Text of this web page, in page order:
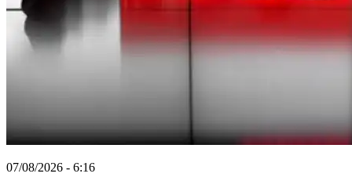
07/08/2026 - 6:16